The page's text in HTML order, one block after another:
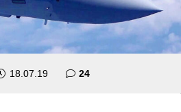
18.07.19 24komentara